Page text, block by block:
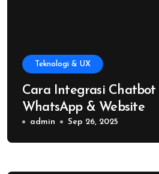
Teknologi & UX
Cara Integrasi Chatbot
WhatsApp & Website
admin Sep 26, 2025